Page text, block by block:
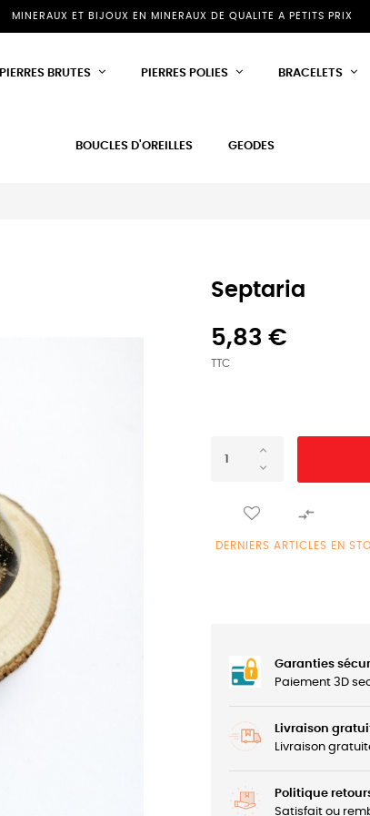
MINERAUX ET BIJOUX EN MINERAUX DE QUALITE A PETITS PRIX
PIERRES BRUTES PIERRES POLIES BRACELETS
BOUCLES D'OREILLES GEODES
Septaria
5,83 €
TTC

DERNIERS ARTICLES EN
Garanties
Paiement 3D
Livraison
Livraison
Politique
Satisfait ou